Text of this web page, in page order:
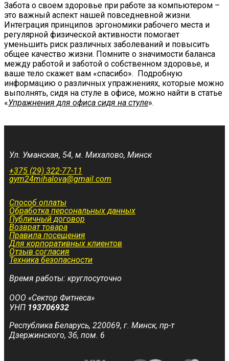
Забота о своем здоровье при работе за компьютером –
это важный аспект нашей повседневной жизни.
Интеграция принципов эргономики рабочего места и
регулярной физической активности помогает
уменьшить риск различных заболеваний и повысить
общее качество жизни. Помните о значимости баланса
между работой и заботой о собственном здоровье, и
ваше тело скажет вам «спасибо». Подробную
информацию о различных упражнениях, которые можно
выполнять, сидя на стуле в офисе, можно найти в статье
«Упражнения для офиса сидя на стуле».
Ул. Уманская, 54, м. Михалово, Минск
+375 (29) 322-77-11
gym24mihalova@gmail.com
Способ оплаты
Обработка персональных данных
Публичный договор
Возврат товара
Правила посещения
Для корпоративных клиентов
Отзыв согласия
Техника безопасности
Время работы: круглосуточно
ООО «Сектор Фитнеса»
УНП 193706932
Республика Беларусь, 220069, г. Минск, пр-т
Дзержинского, 3б, пом. 6